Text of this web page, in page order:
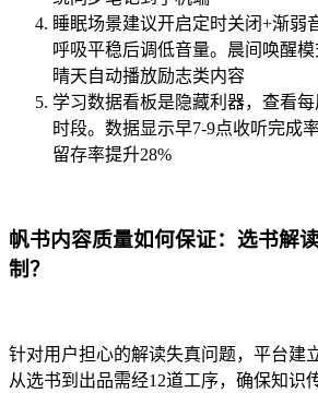
睡眠场景建议开启定时关闭+渐弱
呼吸平稳后调低音量。晨间唤醒模
晴天自动播放励志类内容
学习数据看板是隐藏利器，查看
时段。数据显示早7-9点收听完成
留存率提升28%
帆书内容质量如何保证：选书解
制？
针对用户担心的解读失真问题，平台建
从选书到出品需经12道工序，确保知识